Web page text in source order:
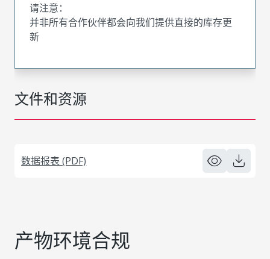
文件和资源
数据报表 (PDF)
请注意：
并非所有合作伙伴都会向我们提供直接的库存更
新
产物环境合规